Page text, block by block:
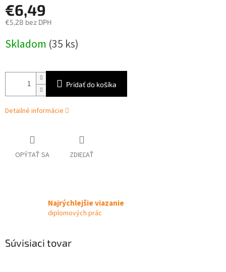
€6,49
€5,28 bez DPH
cena:
Skladom (35 ks)
Pridať do košíka
Detailné informácie
OPÝTAŤ SA ZDIEĽAŤ
Najrýchlejšie viazanie
diplomových prác
Súvisiaci tovar